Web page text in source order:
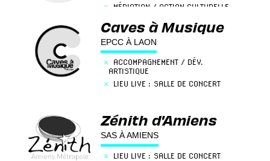
× MÉDIATION / ACTION CULTURELLE
Caves à Musique
EPCC À LAON
× ACCOMPAGNEMENT / DÉV.
ARTISTIQUE
× LIEU LIVE : SALLE DE CONCERT
Zénith d'Amiens
SAS À AMIENS
× LIEU LIVE : SALLE DE CONCERT